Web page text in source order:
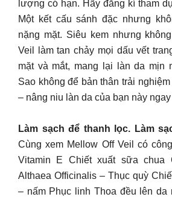
lượng có hạn. Hãy đăng kí tham
Một kết cấu sánh đặc nhưng
nặng mặt. Siêu kem nhưng
Veil làm tan chảy mọi dấu vết
mặt và mắt, mang lại làn da mịn
Sao không để bản thân trải
– nâng niu làn da của bạn này
Làm sạch để thanh lọc. Làm
Cùng xem Mellow Off Veil có
Vitamin E Chiết xuất sữa chua
Althaea Officinalis – Thục quỳ
– nấm Phục linh Thoa đều lên da